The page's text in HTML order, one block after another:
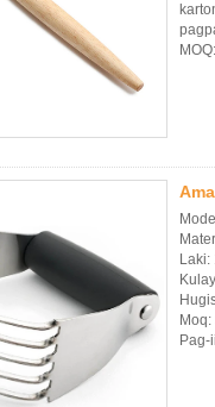
Laki:
Pag-